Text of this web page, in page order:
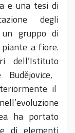
e una tesi di
degli
gruppo di
a fiore.
dell’Istituto
Budějovice,
il
ha portato
di elementi